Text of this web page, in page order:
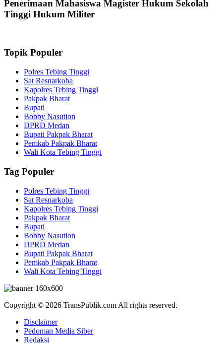
Penerimaan Mahasiswa Magister Hukum Sekolah
Tinggi Hukum Militer
Topik Populer
Polres Tebing Tinggi
Sat Resnarkoba
Kapolres Tebing Tinggi
Pakpak Bharat
Bupati
Bobby Nasution
DPRD Medan
Bupati Pakpak Bharat
Pemkab Pakpak Bharat
Wali Kota Tebing Tinggi
Tag Populer
Polres Tebing Tinggi
Sat Resnarkoba
Kapolres Tebing Tinggi
Pakpak Bharat
Bupati
Bobby Nasution
DPRD Medan
Bupati Pakpak Bharat
Pemkab Pakpak Bharat
Wali Kota Tebing Tinggi
Copyright © 2026 TransPublik.com All rights reserved.
Disclaimer
Pedoman Media Siber
Redaksi